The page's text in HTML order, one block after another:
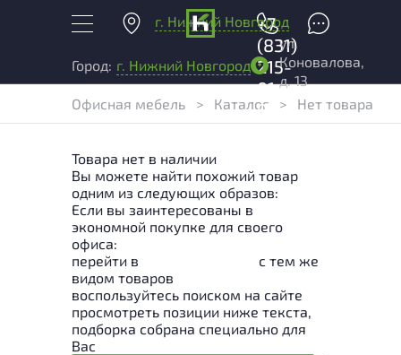
г. Нижний Новгород
+7
(831)
215-
01-
04
Город: г. Нижний Новгород
ул.
Коновалова,
д. 13
Офисная мебель
> Каталог > Нет товара
Товара нет в наличии
Вы можете найти похожий товар
одним из следующих образов:
Если вы заинтересованы в
экономной покупке для своего
офиса:
перейти в
с тем же
видом товаров
воспользуйтесь поиском на сайте
просмотреть позиции ниже текста,
подборка собрана специально для
Вас